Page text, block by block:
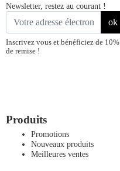
Newsletter, restez au courant !
ok
Inscrivez vous et bénéficiez de 10%
de remise !
Produits
Promotions
Nouveaux produits
Meilleures ventes